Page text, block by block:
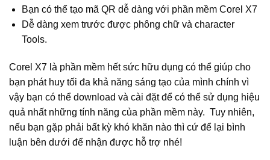
Bạn có thể tạo mã QR dễ dàng với phần mềm Corel X7
Dễ dàng xem trước được phông chữ và character
Tools.
Corel X7 là phần mềm hết sức hữu dụng có thể giúp cho
bạn phát huy tối đa khả năng sáng tạo của mình chính vì
vậy bạn có thể download và cài đặt để có thể sử dụng hiệu
quả nhất những tính năng của phần mềm này. Tuy nhiên,
nếu bạn gặp phải bất kỳ khó khăn nào thì cứ để lại bình
luận bên dưới để nhận được hỗ trợ nhé!